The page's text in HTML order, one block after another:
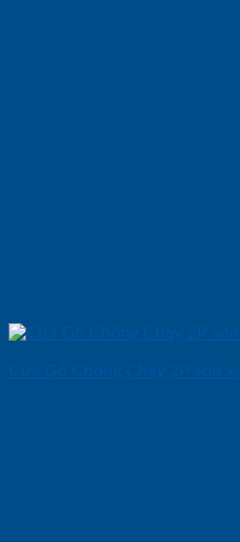
Cửa Gỗ Chống Cháy 2P son